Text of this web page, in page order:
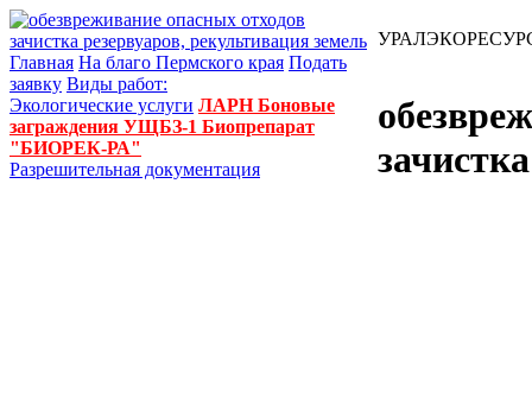
Главная На благо Пермского края Подать
заявку Виды работ:
Экологические услуги ЛАРНБоновые
заграждения УЩБЗ-1 Биопрепарат
"БИОРЕК-РА"
Разрешительная документация